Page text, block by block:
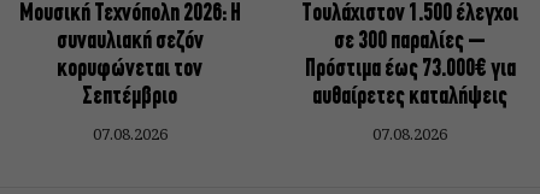
Μουσική Τεχνόπολη 2026: Η
συναυλιακή σεζόν
κορυφώνεται τον
Σεπτέμβριο
07.08.2026
Τουλάχιστον 1.500 έλεγχοι
σε 300 παραλίες –
Πρόστιμα έως 73.000€ για
αυθαίρετες καταλήψεις
07.08.2026